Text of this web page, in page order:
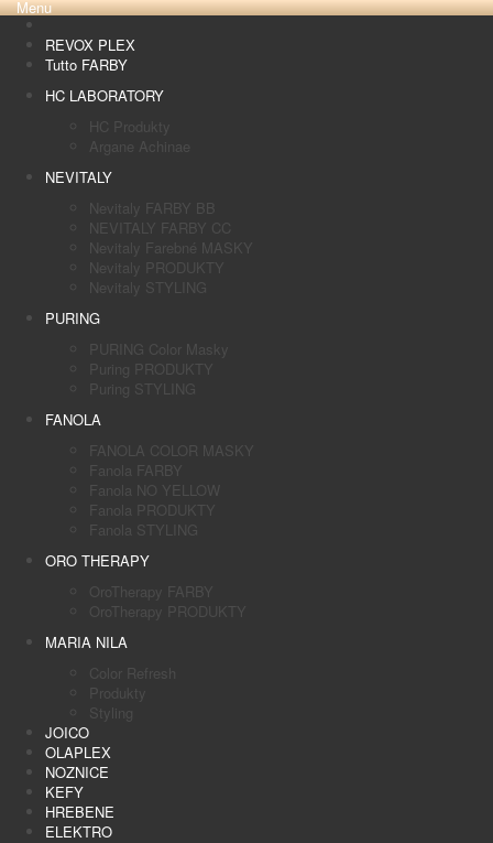
Menu
REVOX PLEX
Tutto FARBY
HC LABORATORY
HC Produkty
Argane Achinae
NEVITALY
Nevitaly FARBY BB
NEVITALY FARBY CC
Nevitaly Farebné MASKY
Nevitaly PRODUKTY
Nevitaly STYLING
PURING
PURING Color Masky
Puring PRODUKTY
Puring STYLING
FANOLA
FANOLA COLOR MASKY
Fanola FARBY
Fanola NO YELLOW
Fanola PRODUKTY
Fanola STYLING
ORO THERAPY
OroTherapy FARBY
OroTherapy PRODUKTY
MARIA NILA
Color Refresh
Produkty
Styling
JOICO
OLAPLEX
NOZNICE
KEFY
HREBENE
ELEKTRO